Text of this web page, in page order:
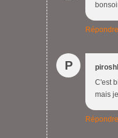
Répondre
P
C'est
mais
Répondre